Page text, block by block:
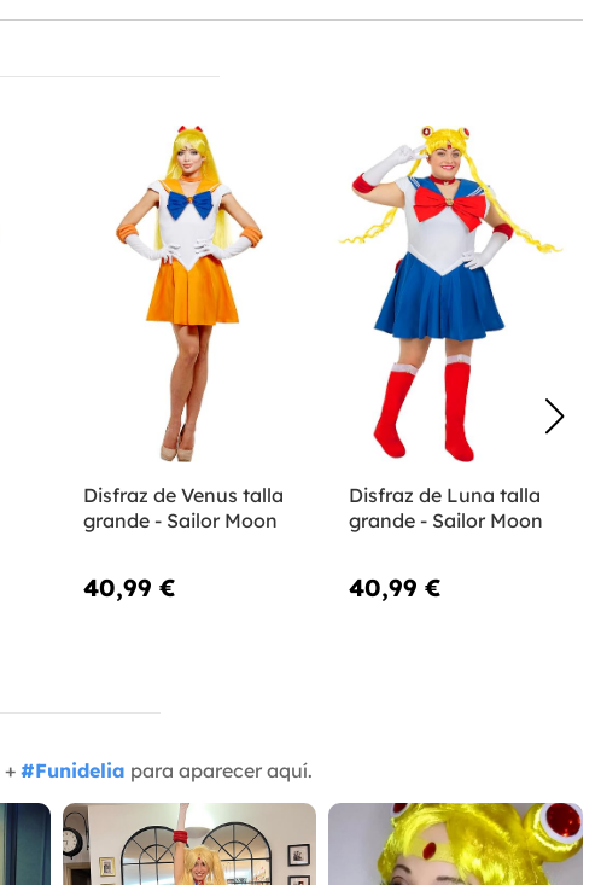
Disfraz de Venus talla
grande - Sailor Moon
40,99 €
Disfraz de Luna talla
grande - Sailor Moon
40,99 €
+ #Funidelia para aparecer aquí.